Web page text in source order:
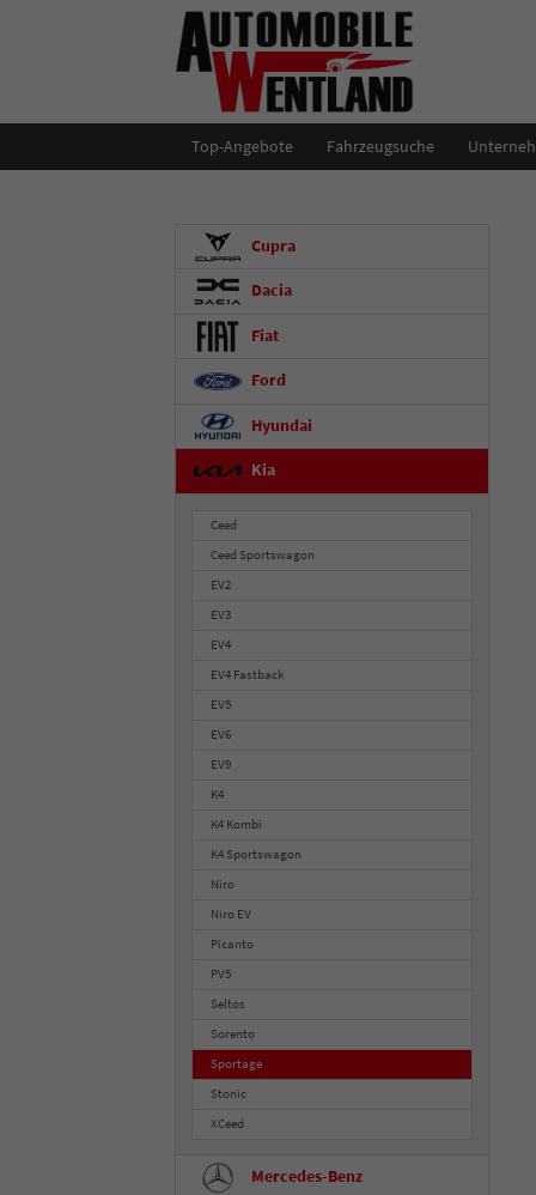
Top-Angebote Fahrzeugsuche
Cupra
Dacia
Fiat
Ford
Hyundai
Kia
Ceed
Ceed Sportswagon
EV2
EV3
EV4
EV4 Fastback
EV5
EV6
EV9
K4
K4 Kombi
K4 Sportswagon
Niro
Niro EV
Picanto
PV5
Seltos
Sorento
Sportage
Stonic
XCeed
Mercedes-Benz